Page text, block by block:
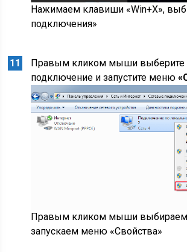
Нажимаем клавиши «Win+X»,
подключения»
Правым кликом мыши
подключение и запустите меню
Правым кликом мыши выбираем
запускаем меню «Свойства»